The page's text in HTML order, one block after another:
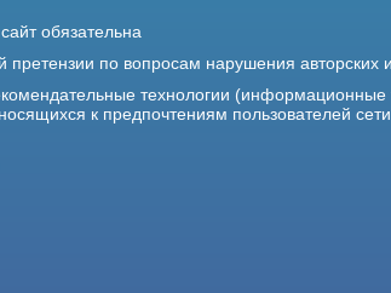
обязательна
претензии по вопросам нарушения авторских
технологии
к предпочтениям пользователей